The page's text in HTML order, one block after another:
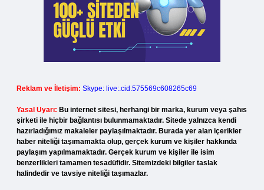
Reklam ve İletişim: Skype: live:.cid.575569c608265c69
Yasal Uyarı: Bu internet sitesi, herhangi bir marka, kurum veya şahıs
şirketi ile hiçbir bağlantısı bulunmamaktadır. Sitede yalnızca kendi
hazırladığımız makaleler paylaşılmaktadır. Burada yer alan içerikler
haber niteliği taşımamakta olup, gerçek kurum ve kişiler hakkında
paylaşım yapılmamaktadır. Gerçek kurum ve kişiler ile isim
benzerlikleri tamamen tesadüfidir. Sitemizdeki bilgiler taslak
halindedir ve tavsiye niteliği taşımazlar.